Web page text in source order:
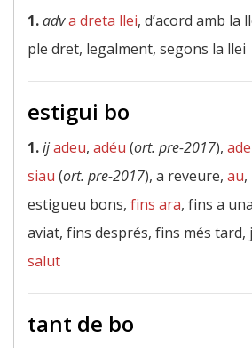
1.adva dreta llei, d’acord amb la
ple dret, legalment, segons la llei
estigui bo
1.ijadeu, adéu (ort. pre-2017),
siau (ort. pre-2017), a reveure, au
estigueu bons, fins ara, fins a
aviat, fins després, fins més tard,
salut
tant de bo